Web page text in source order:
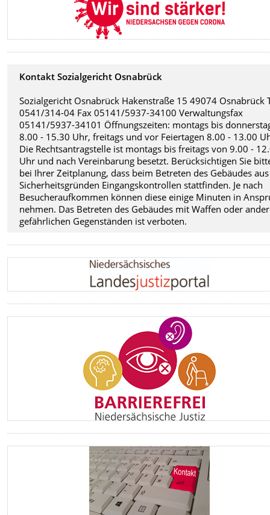
Kontakt Sozialgericht Osnabrück
Sozialgericht Osnabrück Hakenstraße 15 49074 Osnabrück
0541/314-04 Fax 05141/5937-34100 Verwaltungsfax
05141/5937-34101 Öffnungszeiten: montags bis
8.00 - 15.30 Uhr, freitags und vor Feiertagen 8.00 - 13.00
Die Rechtsantragstelle ist montags bis freitags von 9.00 -
Uhr und nach Vereinbarung besetzt. Berücksichtigen Sie
bei Ihrer Zeitplanung, dass beim Betreten des Gebäudes aus
Sicherheitsgründen Eingangskontrollen stattfinden. Je nach
Besucheraufkommen können diese einige Minuten in
nehmen. Das Betreten des Gebäudes mit Waffen oder
gefährlichen Gegenständen ist verboten.